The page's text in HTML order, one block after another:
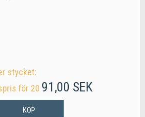
stycket:
för 20 91,00 SEK
KÖP